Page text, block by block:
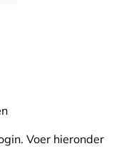
Voer hieronder